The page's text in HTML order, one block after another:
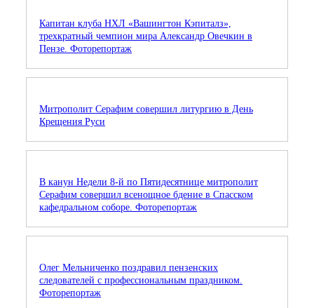
Капитан клуба НХЛ «Вашингтон Кэпиталз»,
трехкратный чемпион мира Александр Овечкин в
Пензе. Фоторепортаж
Митрополит Серафим совершил литургию в День
Крещения Руси
В канун Недели 8-й по Пятидесятнице митрополит
Серафим совершил всенощное бдение в Спасском
кафедральном соборе. Фоторепортаж
Олег Мельниченко поздравил пензенских
следователей с профессиональным праздником.
Фоторепортаж